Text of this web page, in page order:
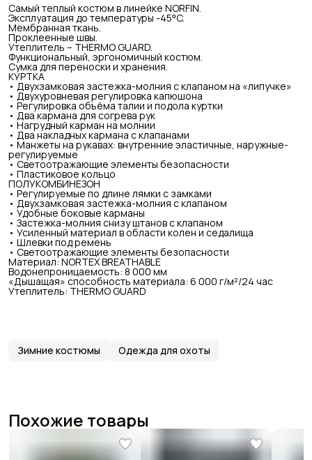
Самый теплый костюм в линейке NORFIN.
Эксплуатация до температуры -45ᵒC.
Мембранная ткань.
Проклеенные швы.
Утеплитель – THERMO GUARD.
Функциональный, эргономичный костюм.
Сумка для переноски и хранения.
КУРТКА
• Двухзамковая застежка-молния с клапаном на «липучке»
• Двухуровневая регулировка капюшона
• Регулировка объёма талии и подола куртки
• Два кармана для согрева рук
• Нагрудный карман на молнии
• Два накладных кармана с клапанами
• Манжеты на рукавах: внутренние эластичные, наружные-
регулируемые
• Светоотражающие элементы безопасности
• Пластиковое кольцо
ПОЛУКОМБИНЕЗОН
• Регулируемые по длине лямки с замками
• Двухзамковая застежка-молния с клапаном
• Удобные боковые карманы
• Застежка-молния снизу штанов с клапаном
• Усиленный материал в области колен и седалища
• Шлевки под ремень
• Светоотражающие элементы безопасности
Материал: NORTEX BREATHABLE
Водонепроницаемость: 8 000 мм
«Дышащая» способность материала: 6 000 г/м²/24 час
Утеплитель: THERMO GUARD
Зимние костюмы Одежда для охоты
Похожие товары